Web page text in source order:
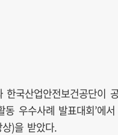
한국산업안전보건공단이
우수사례 발표대회’에서
)을 받았다.